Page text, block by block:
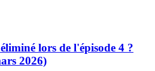
lors de l'épisode 4 ?
2026)